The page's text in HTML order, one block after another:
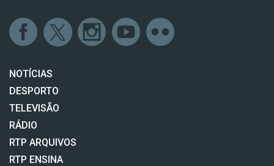
NOTÍCIAS
DESPORTO
TELEVISÃO
RÁDIO
RTP ARQUIVOS
RTP ENSINA